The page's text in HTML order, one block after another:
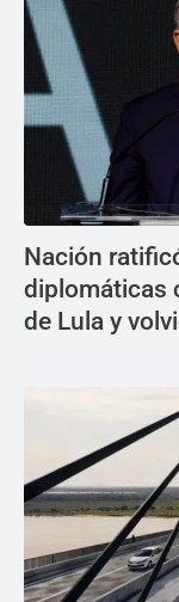
Nación
diplomáticas
de Lula y